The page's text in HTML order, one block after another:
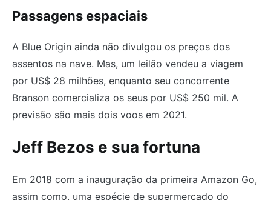
Passagens espaciais
A Blue Origin ainda não divulgou os preços dos
assentos na nave. Mas, um leilão vendeu a viagem
por US$ 28 milhões, enquanto seu concorrente
Branson comercializa os seus por US$ 250 mil. A
previsão são mais dois voos em 2021.
Jeff Bezos e sua fortuna
Em 2018 com a inauguração da primeira Amazon Go,
assim como, uma espécie de supermercado do